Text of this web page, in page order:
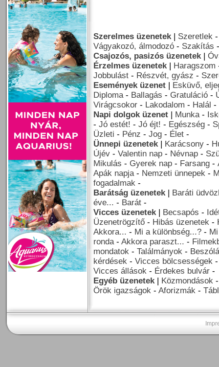
Szerelmes üzenetek| Szeretlek
Vágyakozó, álmodozó - Szakítás
Csajozós, pasizós üzenetek|
Érzelmes üzenetek| Haragszom
Jobbulást - Részvét, gyász -
Események üzenet | Esküvő,
Diploma- Ballagás - Gratuláció -
Virágcsokor - Lakodalom - Halál -
Napi dolgok üzenet | Munka-
- Jó estét! - Jó éjt! - Egészség -
Üzleti - Pénz - Jog - Élet -
Ünnepi üzenetek| Karácsony -
Újév - Valentin nap - Névnap -
Mikulás - Gyerek nap - Farsang -
Apák napja- Nemzeti ünnepek -
fogadalmak -
Barátság üzenetek| Baráti
éve... - Barát -
Vicces üzenetek| Becsapós -
Üzenetrögzítő - Hibás üzenetek -
Akkora... - Mi a különbség...? -
ronda- Akkora paraszt... -
mondatok - Találmányok -
kérdések - Vicces bölcsességek
Vicces állások - Érdekes bulvár -
Egyéb üzenetek| Közmondások
Örök igazságok - Aforizmák -